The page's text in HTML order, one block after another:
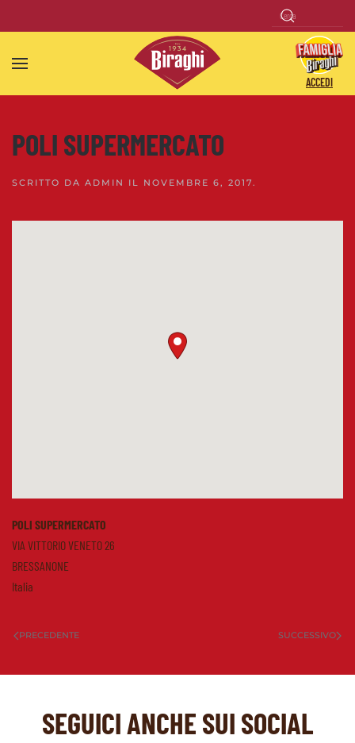
Skip to main content
ACCEDI
POLI SUPERMERCATO
SCRITTO DA ADMIN IL NOVEMBRE 6, 2017.
POLI SUPERMERCATO
VIA VITTORIO VENETO 26
BRESSANONE
Italia
PRECEDENTE SUCCESSIVO
SEGUICI ANCHE SUI SOCIAL